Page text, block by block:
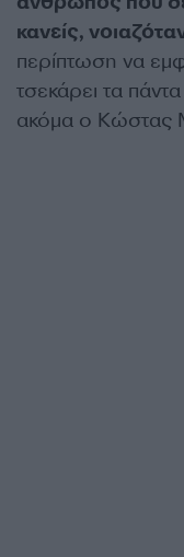
κανείς,
περίπτωση να
τσεκάρει τα
ακόμα ο Κώστας